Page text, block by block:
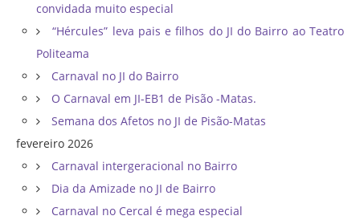
convidada muito especial
“Hércules” leva pais e filhos do JI do Bairro ao Teatro
Politeama
Carnaval no JI do Bairro
O Carnaval em JI-EB1 de Pisão -Matas.
Semana dos Afetos no JI de Pisão-Matas
fevereiro 2026
Carnaval intergeracional no Bairro
Dia da Amizade no JI de Bairro
Carnaval no Cercal é mega especial